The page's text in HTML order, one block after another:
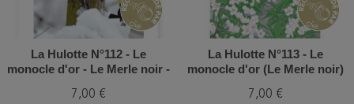
La Hulotte N°112 - Le
monocle d'or - Le Merle noir -
7,00 €
La Hulotte N°113 - Le
monocle d'or (Le Merle noir)
7,00 €